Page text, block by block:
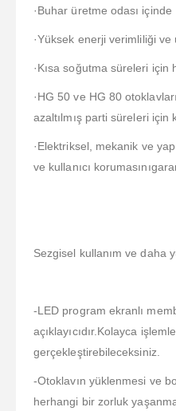
·Buhar üretme odası içinde
·Yüksek enerji verimliliği
·Kısa soğutma süreleri için
·HG 50 ve HG 80
azaltılmış parti süreleri için
·Elektriksel, mekanik ve
ve kullanıcı
Sezgisel kullanım ve daha
-LED program ekranlı
açıklayıcıdır.Kolayca
gerçekleştirebileceksiniz.
-Otoklavın yüklenmesi ve
herhangi bir zorluk